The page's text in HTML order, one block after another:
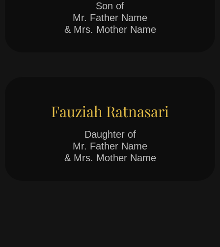
Son of
Mr. Father Name
& Mrs. Mother Name
Fauziah Ratnasari
Daughter of
Mr. Father Name
& Mrs. Mother Name